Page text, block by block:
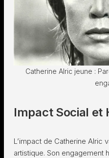
Catherine Alric jeune :
Impact Social et
L’impact de Catherine Alric
artistique. Son engagement